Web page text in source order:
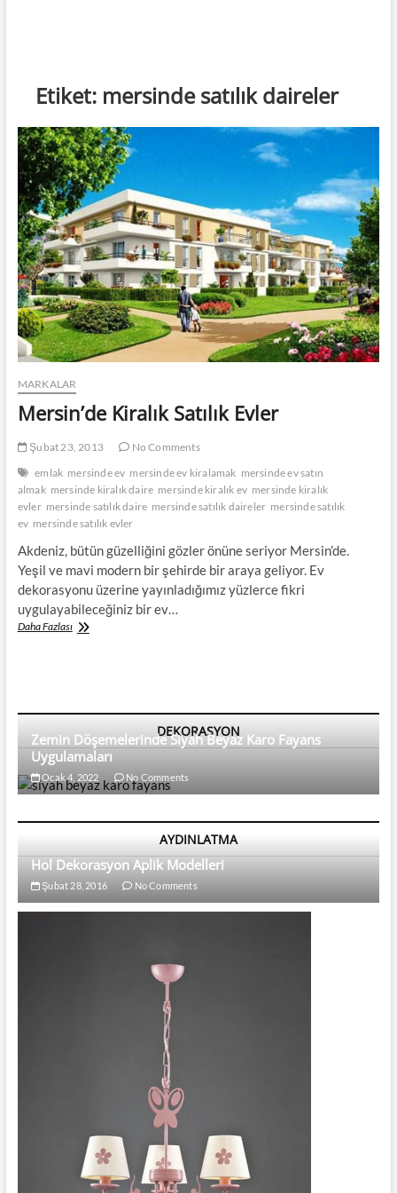
Etiket: mersinde satılık daireler
MARKALAR
Mersin’de Kiralık Satılık Evler
Şubat 23, 2013
No Comments
emlak mersinde ev mersinde ev kiralamak mersinde ev satın
almak mersinde kiralık daire mersinde kiralık ev mersinde kiralık
evler mersinde satılık daire mersinde satılık daireler mersinde satılık
ev mersinde satılık evler
Akdeniz, bütün güzelliğini gözler önüne seriyor Mersin’de.
Yeşil ve mavi modern bir şehirde bir araya geliyor. Ev
dekorasyonu üzerine yayınladığımız yüzlerce fikri
uygulayabileceğiniz bir ev…
Daha FazlasıMersin’de
DEKORASYON
Zemin Döşemelerinde Siyah Beyaz Karo Fayans
Uygulamaları
Ocak 4, 2022 No Comments
AYDINLATMA
Hol Dekorasyon Aplik Modelleri
Şubat 28, 2016 No Comments